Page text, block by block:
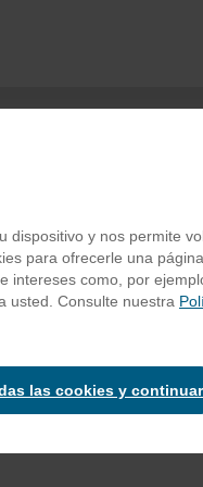
Cacao (6%), Aromas
dispositivo y nos permite
para ofrecerle una
intereses como, por
usted. Consulte nuestra
las cookies y continuar